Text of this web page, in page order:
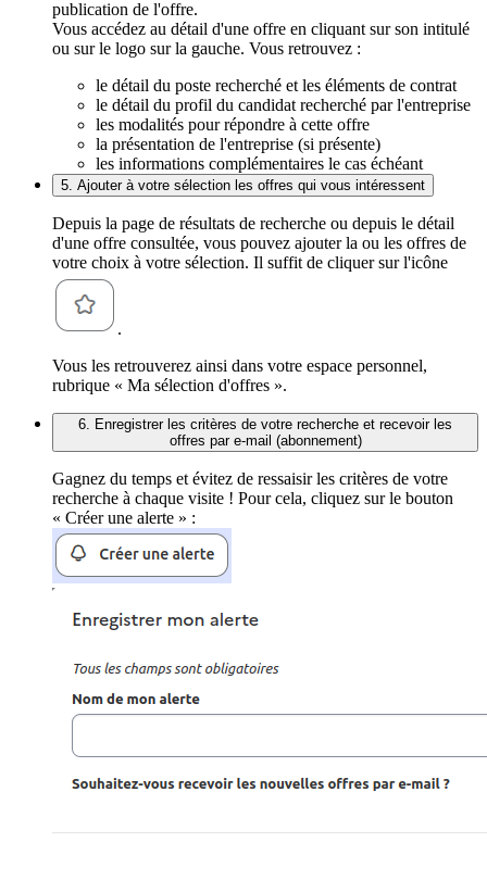
publication de l'offre.
Vous accédez au détail d'une offre en cliquant sur son intitulé
ou sur le logo sur la gauche. Vous retrouvez :
le détail du poste recherché et les éléments de contrat
le détail du profil du candidat recherché par l'entreprise
les modalités pour répondre à cette offre
la présentation de l'entreprise (si présente)
les informations complémentaires le cas échéant
5. Ajouter à votre sélection les offres qui vous intéressent
Depuis la page de résultats de recherche ou depuis le détail
d'une offre consultée, vous pouvez ajouter la ou les offres de
votre choix à votre sélection. Il suffit de cliquer sur l'icône
.
Vous les retrouverez ainsi dans votre espace personnel,
rubrique « Ma sélection d'offres ».
6. Enregistrer les critères de votre recherche et recevoir les
offres par e-mail (abonnement)
Gagnez du temps et évitez de ressaisir les critères de votre
recherche à chaque visite ! Pour cela, cliquez sur le bouton
« Créer une alerte » :